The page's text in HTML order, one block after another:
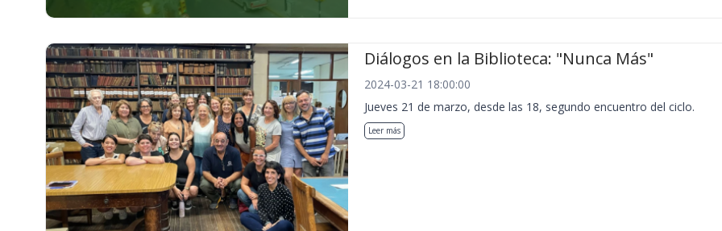
Diálogos en la Biblioteca: "Nunca Más"
2024-03-21 18:00:00
Jueves 21 de marzo, desde las 18, segundo encuentro del ciclo.
Leer más